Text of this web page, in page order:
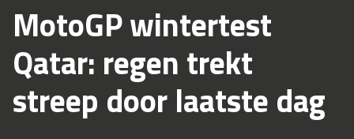
MotoGP wintertest
Qatar: regen trekt
streep door laatste dag